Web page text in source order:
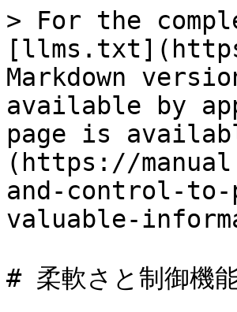
> For the
Markdown
available by
page is
(https://
and-control-to-
valuable-
# 柔軟さと制御機